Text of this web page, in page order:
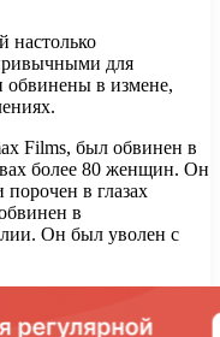
настолько
для
в измене,
Films, был обвинен в
более 80 женщин. Он
в глазах
в
Он был уволен с